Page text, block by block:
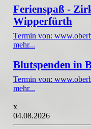
Ferienspaß -
Wipperfürth
Termin von:
mehr...
Blutspenden in
Termin von:
mehr...
x
04.08.2026